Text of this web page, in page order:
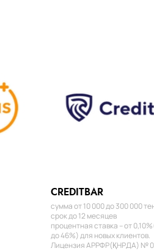
CREDITBAR
сумма от 10 000 до 300 000
срок до 12 месяцев
процентная ставка – от
до 46%) для новых клиентов.
Лицензия АРРФР(ҚНРДА) №